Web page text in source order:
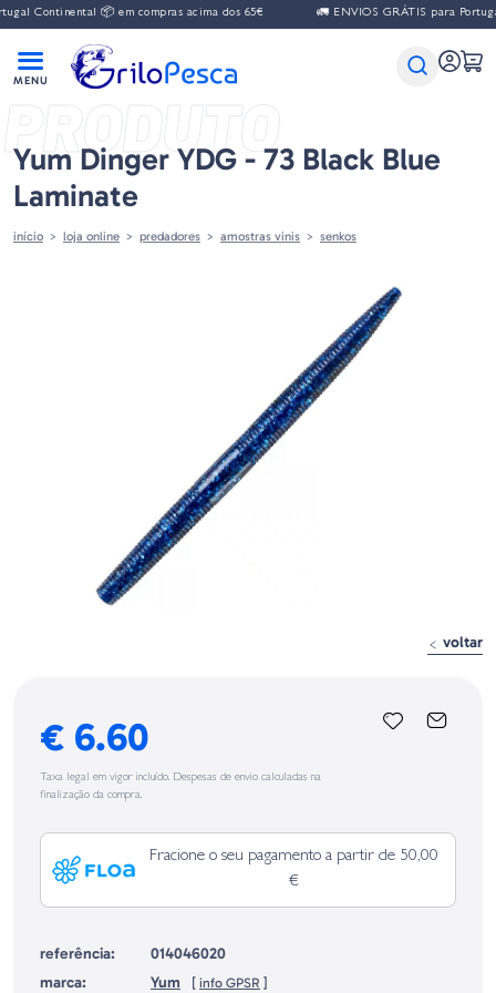
Continental 📦 em compras acima dos 65€ 🚛 ENVIOS GRÁTIS para
PRODUTO
Yum Dinger YDG - 73 Black Blue
Laminate
início loja online predadores amostras vinis senkos
voltar
€ 6.60
Taxa legal em vigor incluído. Despesas de envio calculadas na
finalização da compra.
Fracione o seu pagamento a partir de 50,00
€
referência:
014046020
marca:
Yum [ info GPSR ]